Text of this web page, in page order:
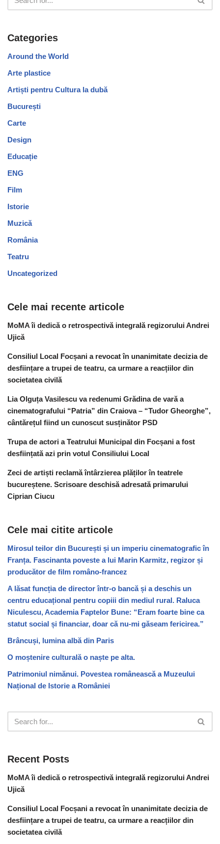
Categories
Around the World
Arte plastice
Artiști pentru Cultura la dubă
București
Carte
Design
Educație
ENG
Film
Istorie
Muzică
România
Teatru
Uncategorized
Cele mai recente articole
MoMA îi dedică o retrospectivă integrală regizorului Andrei
Ujică
Consiliul Local Focșani a revocat în unanimitate decizia de
desființare a trupei de teatru, ca urmare a reacțiilor din
societatea civilă
Lia Olguța Vasilescu va redenumi Grădina de vară a
cinematografului “Patria” din Craiova – “Tudor Gheorghe”,
cântărețul fiind un cunoscut susținător PSD
Trupa de actori a Teatrului Municipal din Focșani a fost
desființată azi prin votul Consiliului Local
Zeci de artiști reclamă întârzierea plăților în teatrele
bucureștene. Scrisoare deschisă adresată primarului
Ciprian Ciucu
Cele mai citite articole
Mirosul teilor din București și un imperiu cinematografic în
Franța. Fascinanta poveste a lui Marin Karmitz, regizor și
producător de film româno-francez
A lăsat funcția de director într-o bancă și a deschis un
centru educațional pentru copiii din mediul rural. Raluca
Niculescu, Academia Faptelor Bune: “Eram foarte bine ca
statut social și financiar, doar că nu-mi găseam fericirea.”
Brâncuși, lumina albă din Paris
O moștenire culturală o naște pe alta.
Patrimoniul nimănui. Povestea românească a Muzeului
Național de Istorie a României
Recent Posts
MoMA îi dedică o retrospectivă integrală regizorului Andrei
Ujică
Consiliul Local Focșani a revocat în unanimitate decizia de
desființare a trupei de teatru, ca urmare a reacțiilor din
societatea civilă